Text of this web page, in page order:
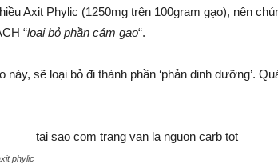
Axit Phylic (1250mg trên 100gram gạo), nên
“loại bỏ phần cám gạo“.
này, sẽ loại bỏ đi thành phần ‘phản dinh dưỡng’.
phylic